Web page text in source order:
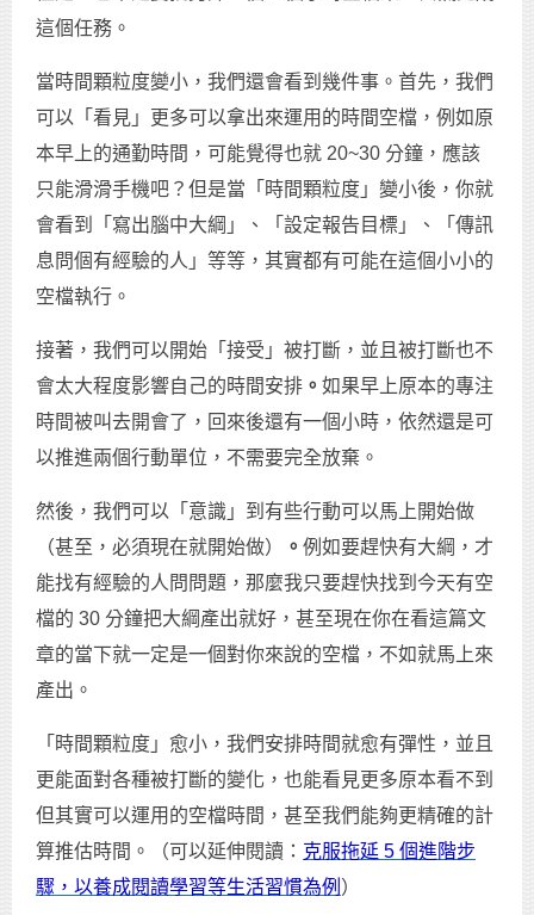
這個任務。
當時間顆粒度變小，我們還會看到幾件事。首先，我們
可以「看見」更多可以拿出來運用的時間空檔，例如原
本早上的通勤時間，可能覺得也就 20~30 分鐘，應該
只能滑滑手機吧？但是當「時間顆粒度」變小後，你就
會看到「寫出腦中大綱」、「設定報告目標」、「傳訊
息問個有經驗的人」等等，其實都有可能在這個小小的
空檔執行。
接著，我們可以開始「接受」被打斷，並且被打斷也不
會太大程度影響自己的時間安排 。 如果早上原本的專注
時間被叫去開會了，回來後還有一個小時，依然還是可
以推進兩個行動單位，不需要完全放棄。
然後，我們可以「意識」到有些行動可以馬上開始做
（甚至，必須現在就開始做）
。 例如要趕快有大綱，才
能找有經驗的人問問題，那麼我只要趕快找到今天有空
檔的 30 分鐘把大綱產出就好，甚至現在你在看這篇文
章的當下就一定是一個對你來說的空檔，不如就馬上來
產出。
「時間顆粒度」愈小，我們安排時間就愈有彈性，並且
更能面對各種被打斷的變化，也能看見更多原本看不到
但其實可以運用的空檔時間，甚至我們能夠更精確的計
算推估時間。（可以延伸閱讀： 克服拖延 5 個進階步
驟，以養成閱讀學習等生活習慣為例 ）